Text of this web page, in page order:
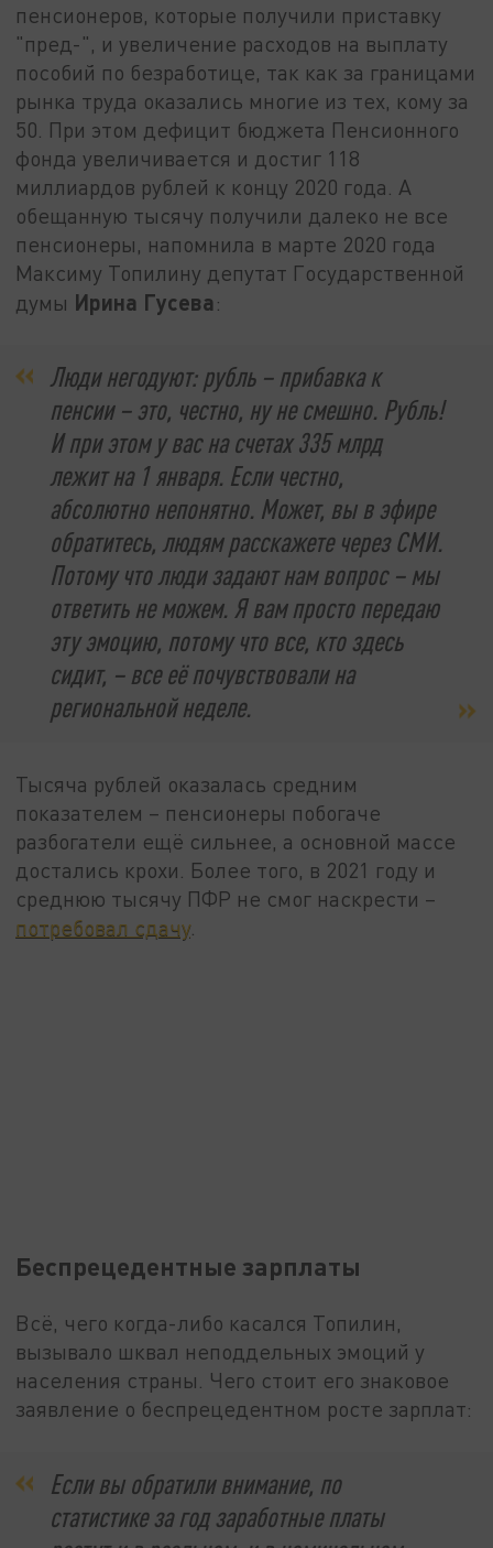
пенсионеров, которые получили приставку
"пред-", и увеличение расходов на выплату
пособий по безработице, так как за границами
рынка труда оказались многие из тех, кому за
50. При этом дефицит бюджета Пенсионного
фонда увеличивается и достиг 118
миллиардов рублей к концу 2020 года. А
обещанную тысячу получили далеко не все
пенсионеры, напомнила в марте 2020 года
Максиму Топилину депутат Государственной
думы Ирина Гусева:
Люди негодуют: рубль – прибавка к
пенсии – это, честно, ну не смешно. Рубль!
И при этом у вас на счетах 335 млрд
лежит на 1 января. Если честно,
абсолютно непонятно. Может, вы в эфире
обратитесь, людям расскажете через СМИ.
Потому что люди задают нам вопрос – мы
ответить не можем. Я вам просто передаю
эту эмоцию, потому что все, кто здесь
сидит, – все её почувствовали на
региональной неделе.
Тысяча рублей оказалась средним
показателем – пенсионеры побогаче
разбогатели ещё сильнее, а основной массе
достались крохи. Более того, в 2021 году и
среднюю тысячу ПФР не смог наскрести –
потребовал сдачу
Беспрецедентные зарплаты
Всё, чего когда-либо касался Топилин,
вызывало шквал неподдельных эмоций у
населения страны. Чего стоит его знаковое
заявление о беспрецедентном росте зарплат:
Если вы обратили внимание, по
статистике за год заработные платы